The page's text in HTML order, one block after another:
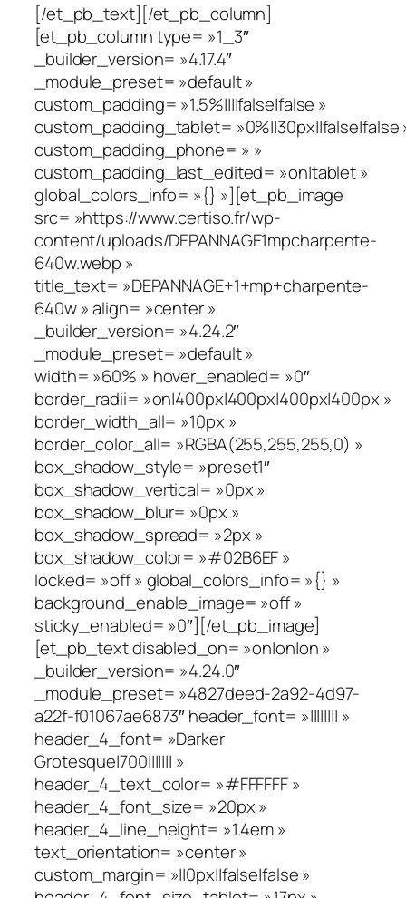
[/et_pb_text][/et_pb_column]
[et_pb_column type= »1_3″
_builder_version= »4.17.4″
_module_preset= »default »
custom_padding= »1.5%||||false|false »
custom_padding_tablet= »0%||30px||false|false
custom_padding_phone= » »
custom_padding_last_edited= »on|tablet »
global_colors_info= »{} »][et_pb_image
src= »https://www.certiso.fr/wp-
content/uploads/DEPANNAGE1mpcharpente-
640w.webp »
title_text= »DEPANNAGE+1+mp+charpente-
640w » align= »center »
_builder_version= »4.24.2″
_module_preset= »default »
width= »60% » hover_enabled= »0″
border_radii= »on|400px|400px|400px|400px »
border_width_all= »10px »
border_color_all= »RGBA(255,255,255,0) »
box_shadow_style= »preset1″
box_shadow_vertical= »0px »
box_shadow_blur= »0px »
box_shadow_spread= »2px »
box_shadow_color= »#02B6EF »
locked= »off » global_colors_info= »{} »
background_enable_image= »off »
sticky_enabled= »0″][/et_pb_image]
[et_pb_text disabled_on= »on|on|on »
_builder_version= »4.24.0″
_module_preset= »4827deed-2a92-4d97-
a22f-f01067ae6873″ header_font= »|||||||| »
header_4_font= »Darker
Grotesque|700||||||| »
header_4_text_color= »#FFFFFF »
header_4_font_size= »20px »
header_4_line_height= »1.4em »
text_orientation= »center »
custom_margin= »||0px||false|false »